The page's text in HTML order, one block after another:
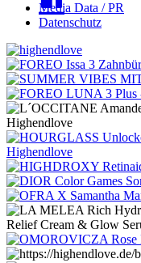
Media Data / PR
Datenschutz